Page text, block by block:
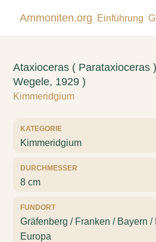
Ammoniten.org Einführung
Ataxioceras ( Parataxioceras
Wegele, 1929 )
Kimmeridgium
KATEGORIE
Kimmeridgium
DURCHMESSER
8 cm
FUNDORT
Gräfenberg / Franken / Bayern
Europa